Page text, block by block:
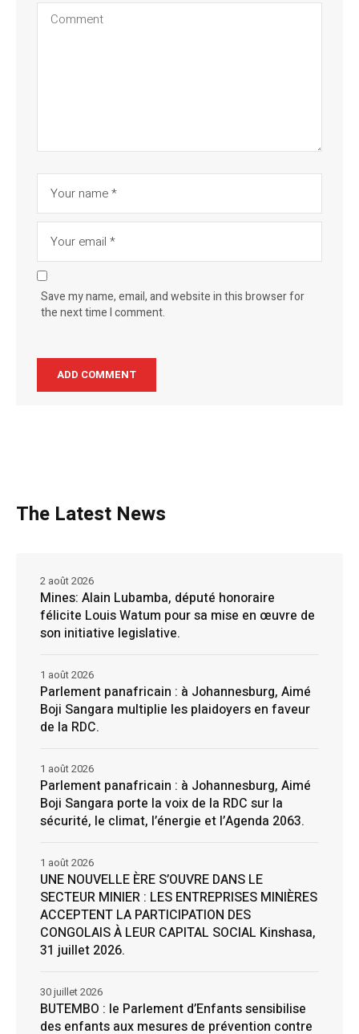
Save my name, email, and website in this browser for
the next time I comment.
The Latest News
Mines: Alain Lubamba, député honoraire
félicite Louis Watum pour sa mise en œuvre de
son initiative legislative.
2 août 2026
Parlement panafricain : à Johannesburg, Aimé
Boji Sangara multiplie les plaidoyers en faveur
de la RDC.
1 août 2026
Parlement panafricain : à Johannesburg, Aimé
Boji Sangara porte la voix de la RDC sur la
sécurité, le climat, l’énergie et l’Agenda 2063.
1 août 2026
UNE NOUVELLE ÈRE S’OUVRE DANS LE
SECTEUR MINIER : LES ENTREPRISES MINIÈRES
ACCEPTENT LA PARTICIPATION DES
CONGOLAIS À LEUR CAPITAL SOCIAL Kinshasa,
31 juillet 2026.
1 août 2026
BUTEMBO : le Parlement d’Enfants sensibilise
des enfants aux mesures de prévention contre
30 juillet 2026